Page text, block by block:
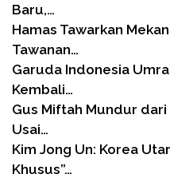
Baru,…
Hamas Tawarkan
Tawanan…
Garuda Indonesia
Kembali…
Gus Miftah Mundur
Usai…
Kim Jong Un: Korea
Khusus”…